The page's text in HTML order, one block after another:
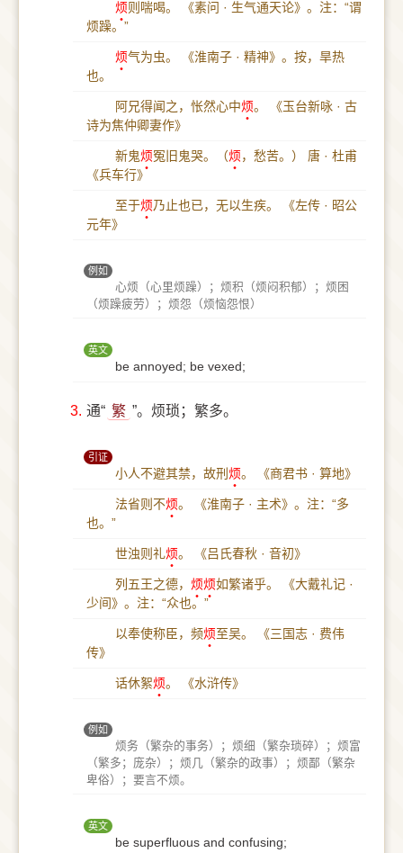
烦则喘喝。
《素问 · 生气通天论》。注：“谓
烦躁。”
烦气为虫。
《淮南子 · 精神》。按，旱热
也。
阿兄得闻之，怅然心中烦。
《玉台新咏 · 古
诗为焦仲卿妻作》
新鬼烦冤旧鬼哭。（烦，愁苦。） 唐 · 杜甫
《兵车行》
至于烦乃止也已，无以生疾。
《左传 · 昭公
元年》
例如
心烦（心里烦躁）；烦积（烦闷积郁）；烦困
（烦躁疲劳）；烦怨（烦恼怨恨）
英文
be annoyed; be vexed;
3. 通“ 繁 ”。烦琐；繁多。
引证
小人不避其禁，故刑 烦。 《商君书 · 算地》
法省则不烦。
《淮南子 · 主术》。注：“多
也。”
世浊则礼烦。 《吕氏春秋 · 音初》
列五王之德， 烦烦如繁诸乎。
《大戴礼记 ·
少间》。注：“众也。”
以奉使称臣，频烦至吴。
《三国志 · 费伟
传》
话休絮烦。 《水浒传》
例如
烦务（繁杂的事务）；烦细（繁杂琐碎）；烦富
（繁多；庞杂）；烦几（繁杂的政事）；烦鄙（繁杂
卑俗）；要言不烦。
英文
be superfluous and confusing;